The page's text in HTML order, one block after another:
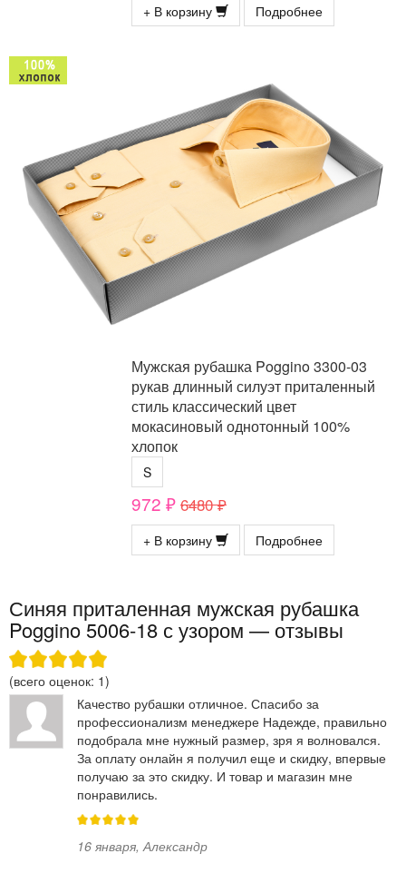
+ В корзину Подробнее
Мужская рубашка Poggino 3300-03
рукав длинный силуэт приталенный
стиль классический цвет
мокасиновый однотонный 100%
хлопок
S
972 ₽ 6480 ₽
+ В корзину Подробнее
Синяя приталенная мужская рубашка
Poggino 5006-18 с узором — отзывы
(всего оценок: 1)
Качество рубашки отличное. Спасибо за
профессионализм менеджере Надежде, правильно
подобрала мне нужный размер, зря я волновался.
За оплату онлайн я получил еще и скидку, впервые
получаю за это скидку. И товар и магазин мне
понравились.
16 января, Александр